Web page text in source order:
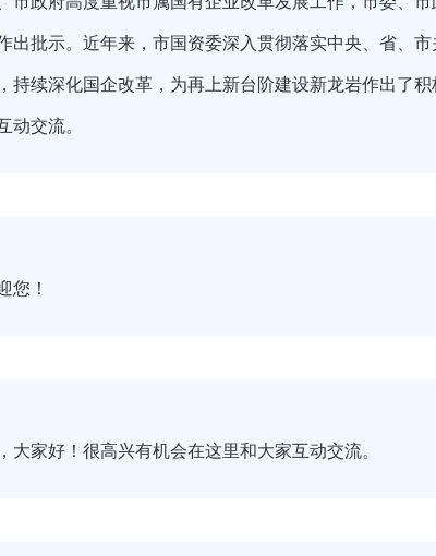
出批示。近年来，市国资委深入贯彻落实中央、省、
持续深化国企改革，为再上新台阶建设新龙岩作出了
动交流。
您！
大家好！很高兴有机会在这里和大家互动交流。